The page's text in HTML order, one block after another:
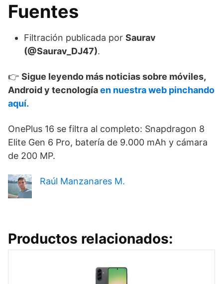
Fuentes
Filtración publicada por Saurav
(@Saurav_DJ47).
👉 Sigue leyendo más noticias sobre móviles,
Android y tecnologíaen nuestra web pinchando
aquí.
OnePlus 16 se filtra al completo: Snapdragon 8
Elite Gen 6 Pro, batería de 9.000 mAh y cámara
de 200 MP.
Raúl Manzanares M.
Productos relacionados: